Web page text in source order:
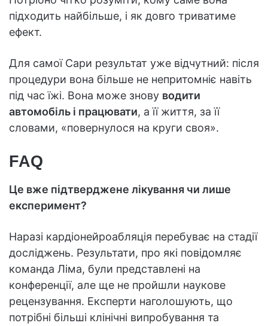
підходить найбільше, і як довго триватиме
ефект.
Для самої Сари результат уже відчутний: після
процедури вона більше не непритомніє навіть
під час їжі. Вона може знову водити
автомобіль і працювати, а її життя, за її
словами, «повернулося на круги своя».
FAQ
Це вже підтверджене лікування чи лише
експеримент?
Наразі кардіонейроабляція перебуває на стадії
досліджень. Результати, про які повідомляє
команда Ліма, були представлені на
конференції, але ще не пройшли наукове
рецензування. Експерти наголошують, що
потрібні більші клінічні випробування та